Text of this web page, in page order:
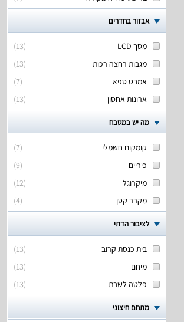
אבזור בחדרים
(
13
)
מסך LCD
(
13
)
מגבות רחצה רכות
(
7
)
אמבט ספא
(
13
) ארונות אחסון
מה יש במטבח
(
7
)
קומקום חשמלי
(
9
)
כיריים
(
12
)
מיקרוגל
(
4
) מקרר קטן
לציבור הדתי
(
13
)
בית כנסת קרוב
(
13
)
מיחם
(
13
) פלטה לשבת
מתחם חיצוני